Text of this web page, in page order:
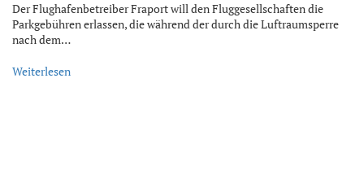
Der Flughafenbetreiber Fraport will den Fluggesellschaften die
Parkgebühren erlassen, die während der durch die Luftraumsperre
nach dem…
Weiterlesen